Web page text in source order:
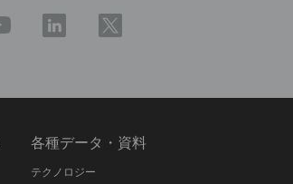
各種データ・資料
テクノロジー